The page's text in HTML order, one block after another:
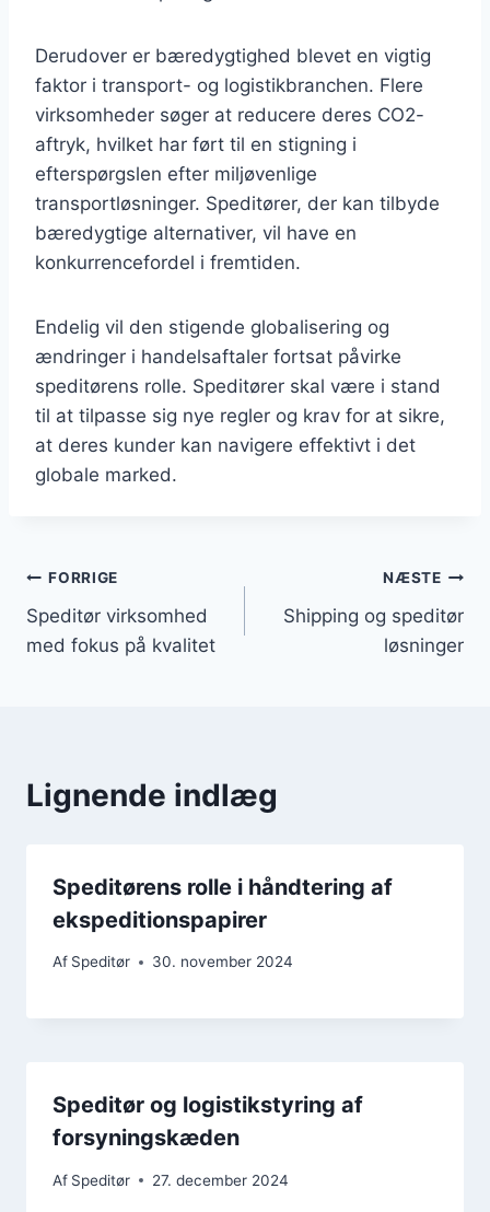
Derudover er bæredygtighed blevet en vigtig
faktor i transport- og logistikbranchen. Flere
virksomheder søger at reducere deres CO2-
aftryk, hvilket har ført til en stigning i
efterspørgslen efter miljøvenlige
transportløsninger. Speditører, der kan tilbyde
bæredygtige alternativer, vil have en
konkurrencefordel i fremtiden.
Endelig vil den stigende globalisering og
ændringer i handelsaftaler fortsat påvirke
speditørens rolle. Speditører skal være i stand
til at tilpasse sig nye regler og krav for at sikre,
at deres kunder kan navigere effektivt i det
globale marked.
Indlægsnavigation
FORRIGE
Speditør virksomhed
med fokus på kvalitet
NÆSTE
Shipping og speditør
løsninger
Lignende indlæg
Speditørens rolle i håndtering af
ekspeditionspapirer
Af Speditør 30. november 2024
Speditør og logistikstyring af
forsyningskæden
Af Speditør 27. december 2024